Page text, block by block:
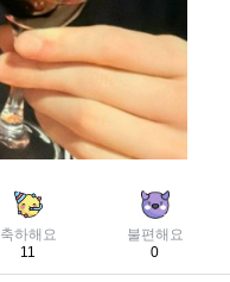
축하해요
11
불편해요
0